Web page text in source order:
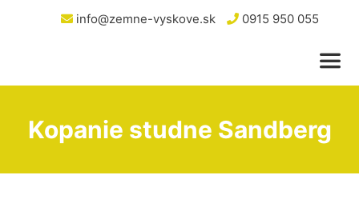
info@zemne-vyskove.sk 0915 950 055
Kopanie studne Sandberg